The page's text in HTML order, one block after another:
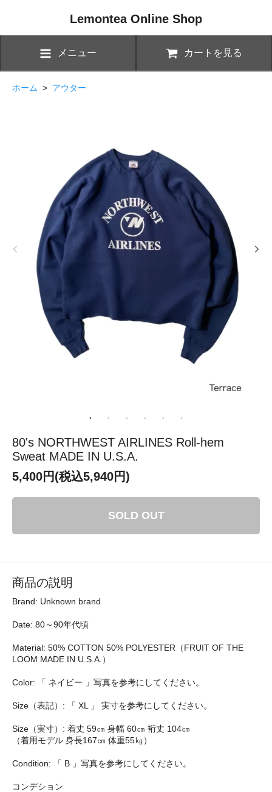
Lemontea Online Shop
メニュー カートを見る
ホーム > アウター
80's NORTHWEST AIRLINES Roll-hem
Sweat MADE IN U.S.A.
5,400円(税込5,940円)
SOLD OUT
商品の説明
Brand: Unknown brand
Date: 80～90年代頃
Material: 50% COTTON 50% POLYESTER（FRUIT OF THE
LOOM MADE IN U.S.A.）
Color: 「 ネイビー 」写真を参考にしてください。
Size（表記）: 「 XL 」 実寸を参考にしてください。
Size（実寸）: 着丈 59㎝ 身幅 60㎝ 裄丈 104㎝
（着用モデル 身長167㎝ 体重55㎏）
Condition: 「 B 」写真を参考にしてください。
コンデション